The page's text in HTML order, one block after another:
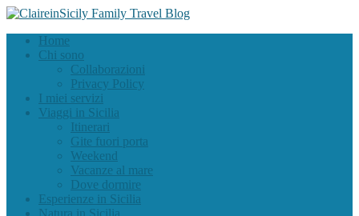
Home
Chi sono
Collaborazioni
Privacy Policy
I miei servizi
Viaggi in Sicilia
Itinerari
Gite fuori porta
Weekend
Vacanze al mare
Dove dormire
Esperienze in Sicilia
Natura in Sicilia